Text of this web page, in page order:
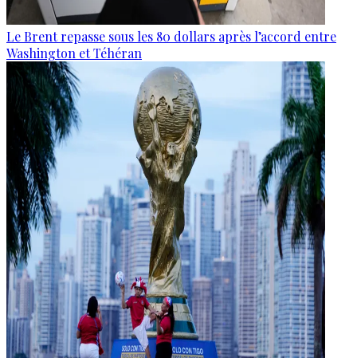
Le Brent repasse sous les 80 dollars après l’accord entre
Washington et Téhéran